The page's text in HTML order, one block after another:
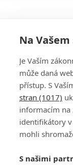
DISKUZE
Šéfredaktorkou
Na
Je Vaším
může daná
přístup. S
stran (1017)
informacím na
identifikátory
mohli
S našimi